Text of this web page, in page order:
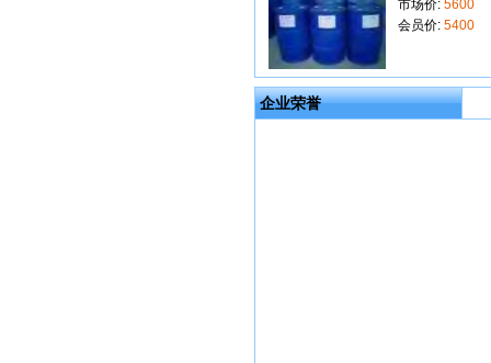
市场价: 5600
会员价: 5400
企业荣誉